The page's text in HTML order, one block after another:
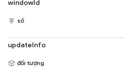
windowId
số
updateInfo
đối tượng